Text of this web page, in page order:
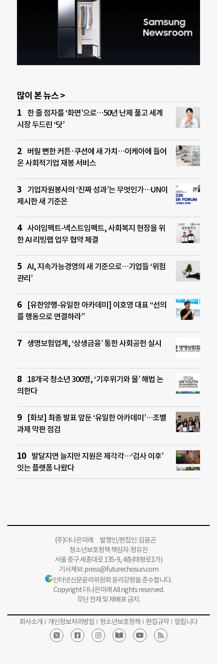
많이 본 뉴스 >
한 줄 점자를 ‘화면’으로…50년 난제 풀고 세계
시장 두드린 ‘닷’
버릴 뻔한 커튼·쿠션에 새 가치…이케아에 들어
온 사회적기업 재봉 서비스
기업자원봉사의 ‘진짜 성과’는 무엇인가…UN이
제시한 새 기준은
사이임팩트-넥스트임팩트, 사회복지 현장을 위
한 AI 리빙랩 업무 협약 체결
AI, 지속가능경영의 새 기준으로…기업들 ‘위험
관리’
[유한양행-유일한 아카데미] 이호영 대표 “선의
를 행동으로 연결하라”
생명보험업계, ‘상생금융’ 통한 사회공헌 실시
18개국 청소년 300명, ‘기후위기와 물’ 해법 논
의한다
[화보] 최종 발표 앞둔 ‘유일한 아카데미’…조별
과제 막판 점검
발달지연 늘지만 지원은 제각각…‘검사 이후’
잇는 플랫폼 나왔다
(주)더나은미래 발행인/편집인: 김윤곤
청소년보호정책 책임자: 정유진
서울 중구 세종대로 135-9, 4층(태평로1가)
기사제보:press@futurechosun.com
인터넷신문윤리위원회 윤리강령을 준수합니다.
Copyright 더나은미래 All rights reserved.
무단 전재 및 재배포 금지.
회사소개 개인정보처리방침 청소년보호정책 편집규약 알립니다